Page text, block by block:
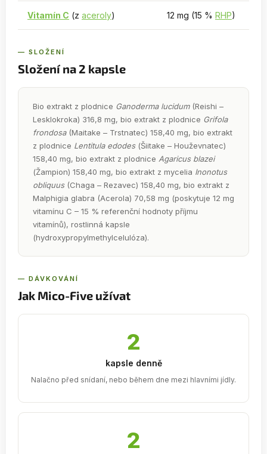
Vitamín C (z aceroly) 12 mg (15 % RHP)
— SLOŽENÍ
Složení na 2 kapsle
Bio extrakt z plodnice Ganoderma lucidum(Reishi –
Lesklokroka) 316,8 mg, bio extrakt z plodnice Grifola
frondosa(Maitake – Trstnatec) 158,40 mg, bio extrakt
z plodnice Lentitula edodes(Šiitake – Houževnatec)
158,40 mg, bio extrakt z plodnice Agaricus blazei
(Žampion) 158,40 mg, bio extrakt z mycelia Inonotus
obliquus(Chaga – Rezavec) 158,40 mg, bio extrakt z
Malphigia glabra (Acerola) 70,58 mg (poskytuje 12 mg
vitamínu C – 15 % referenční hodnoty příjmu
vitamínů), rostlinná kapsle
(hydroxypropylmethylcelulóza).
— DÁVKOVÁNÍ
Jak Mico-Five užívat
2
kapsle denně
Nalačno před snídaní, nebo během dne mezi hlavními jídly.
2